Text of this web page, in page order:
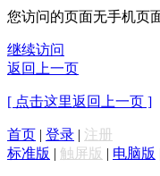
您访问的页面无手机页
继续访问
返回上一页
[ 点击这里返回上一页 ]
首页 | 登录 | 注册
标准版 | 触屏版 | 电脑版